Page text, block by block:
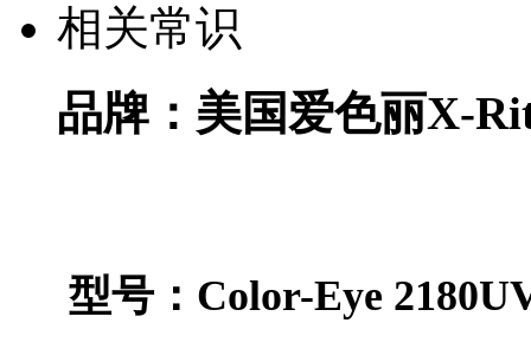
相关常识
品牌：美国爱色丽X-
型号：Color-Eye